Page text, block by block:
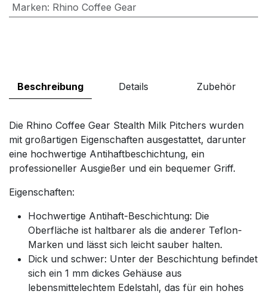
Marken: Rhino Coffee Gear
Beschreibung Details Zubehör
Die Rhino Coffee Gear Stealth Milk Pitchers wurden
mit großartigen Eigenschaften ausgestattet, darunter
eine hochwertige Antihaftbeschichtung, ein
professioneller Ausgießer und ein bequemer Griff.
Eigenschaften:
Hochwertige Antihaft-Beschichtung: Die
Oberfläche ist haltbarer als die anderer Teflon-
Marken und lässt sich leicht sauber halten.
Dick und schwer: Unter der Beschichtung befindet
sich ein 1 mm dickes Gehäuse aus
lebensmittelechtem Edelstahl, das für ein hohes